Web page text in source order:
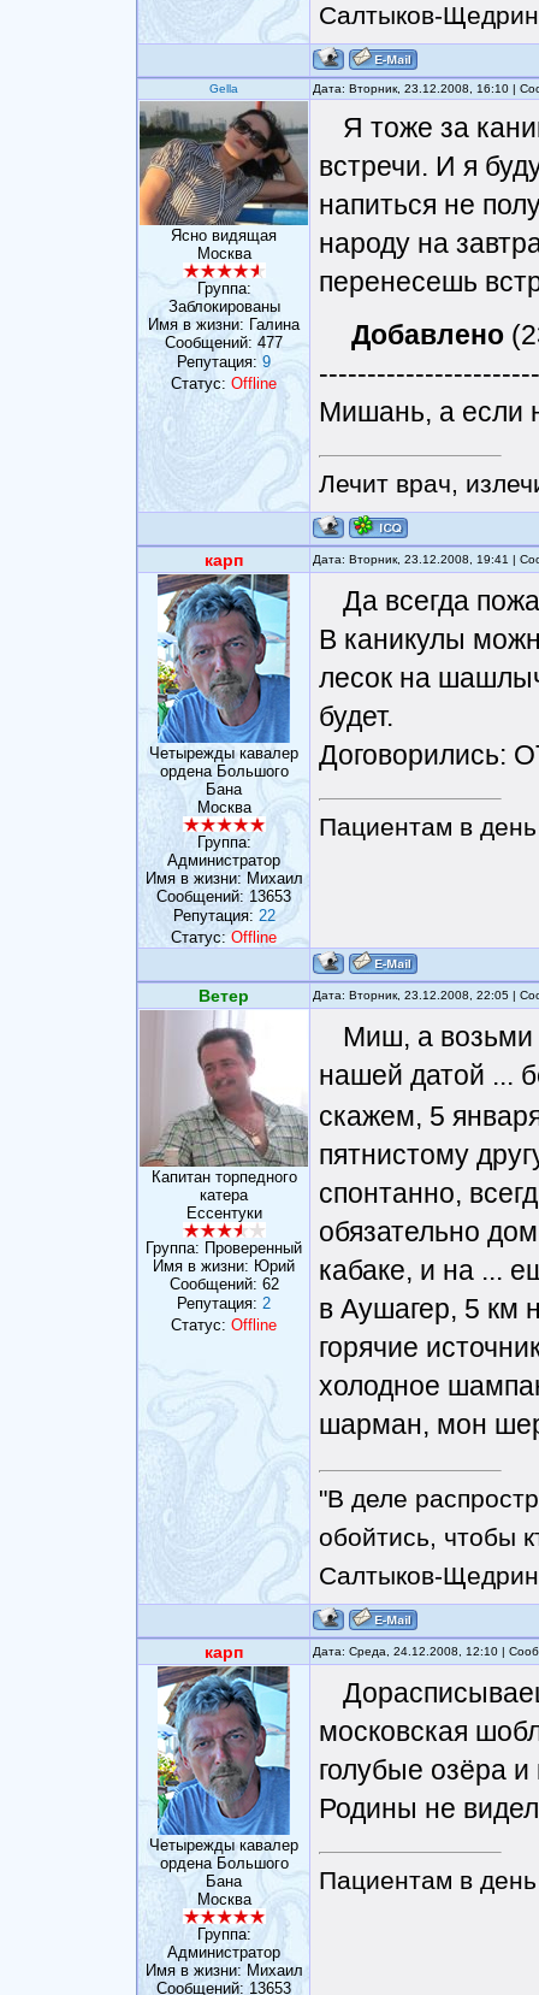
Салтыков-
Gella Дата: Вторник, 23.12.2008, 16:10 |
Ясно видящая
Москва
Группа:
Заблокированы
Имя в жизни: Галина
Сообщений: 477
Репутация: 9
Статус: Offline
Я тоже за
встречи. И я
напиться не
народу на
перенесешь
Добавлено
Мишань, а если
Лечит врач,
карп Дата: Вторник, 23.12.2008, 19:41 |
Четырежды кавалер
ордена Большого
Бана
Москва
Группа:
Администратор
Имя в жизни: Михаил
Сообщений: 13653
Репутация: 22
Статус:Offline
Да всегда
В каникулы
лесок на
будет.
Договорились:
Пациентам в
Ветер Дата: Вторник, 23.12.2008, 22:05 |
Капитан торпедного
катера
Ессентуки
Группа: Проверенный
Имя в жизни: Юрий
Сообщений: 62
Репутация: 2
Статус: Offline
Миш, а возьми
нашей датой ...
скажем, 5
пятнистому
спонтанно,
обязательно
кабаке, и на ...
в Аушагер, 5 км
горячие
холодное
шарман, мон
"В деле
обойтись, чтобы
Салтыков-
карп Дата: Среда, 24.12.2008, 12:10 |
Четырежды кавалер
ордена Большого
Бана
Москва
Группа:
Администратор
Имя в жизни: Михаил
Сообщений: 13653
московская
голубые озёра
Родины не
Пациентам в